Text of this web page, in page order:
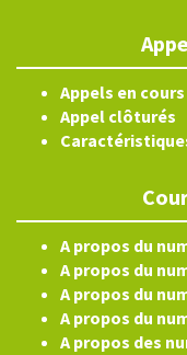
Appels en cours
Appel clôturés
A propos du
A propos du
A propos du
A propos du
A propos des